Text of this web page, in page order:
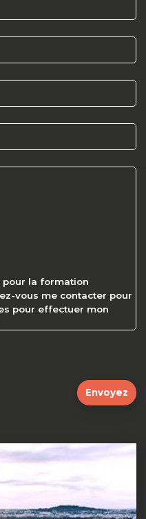
pour la formation
vous me contacter pour
pour effectuer mon
Envoyez